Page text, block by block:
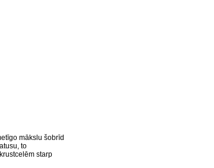
mākslu šobrīd
to
starp